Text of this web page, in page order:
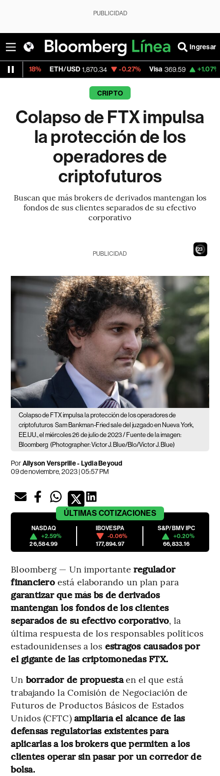
PUBLICIDAD
Ingresar
ETH/USD 1,870.34 -0.27% Visa 369.59 +1.07%
CRIPTO
Colapso de FTX impulsa
la protección de los
operadores de
criptofuturos
Buscan que más brokers de derivados mantengan los
fondos de sus clientes separados de su efectivo
corporativo
21
PUBLICIDAD
Colapso de FTX impulsa la protección de los operadores de
criptofuturos Sam Bankman-Fried sale del juzgado en Nueva York,
EE.UU., el miércoles 26 de julio de 2023 / Fuente de la imagen:
Bloomberg (Photographer: Victor J. Blue/Blo/Victor J. Blue)
PorAllyson Versprille - Lydia Beyoud
09 de noviembre, 2023 | 05:57 PM
ÚLTIMAS COTIZACIONES
NASDAQ
+2.59%
26,584.99
IBOVESPA
-0.06%
177,894.97
S&P/BMV IPC
+0.20%
66,833.16
Bloomberg — Un importante regulador
financieroestá elaborando un plan para
garantizar que más bs de derivados
mantengan los fondos de los clientes
separados de su efectivo corporativo, la
última respuesta de los responsables políticos
estadounidenses a los estragos causados por
el gigante de las criptomonedas FTX.
Un borrador de propuestaen el que está
trabajando la Comisión de Negociación de
Futuros de Productos Básicos de Estados
Unidos (CFTC) ampliaría el alcance de las
defensas regulatorias existentes para
aplicarlas a los brokers que permiten a los
clientes operar sin pasar por un corredor de
bolsa.